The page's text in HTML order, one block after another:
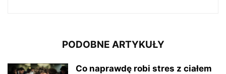
PODOBNE ARTYKUŁY
Co naprawdę robi stres z ciałem